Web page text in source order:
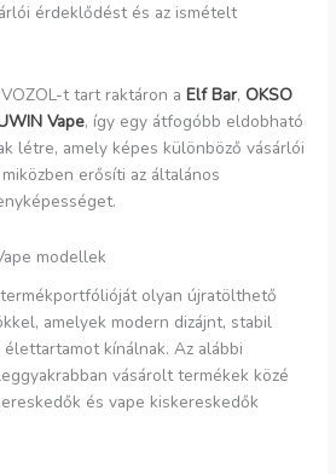
érdeklődést és az ismételt
t tart raktáron aElf Bar,OKSO
Vape, így egy átfogóbb eldobható
létre, amely képes különböző vásárlói
erősíti az általános
modellek
olyan újratölthető
amelyek modern dizájnt, stabil
kínálnak. Az alábbi
vásárolt termékek közé
és vape kiskereskedők